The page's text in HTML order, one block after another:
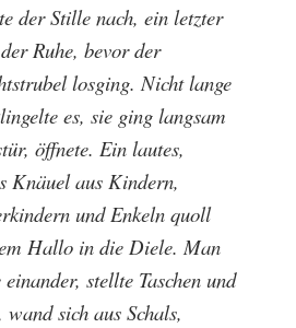
der Stille nach, ein letzter
Ruhe, bevor der
losging. Nicht lange
es, sie ging langsam
öffnete. Ein lautes,
Knäuel aus Kindern,
und Enkeln quoll
Hallo in die Diele. Man
stellte Taschen und
wand sich aus Schals,